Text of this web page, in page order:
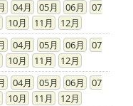
04 05 06
07
10 11
12
04 05 06
07
10 11
12
04 05 06
07
10 11
12